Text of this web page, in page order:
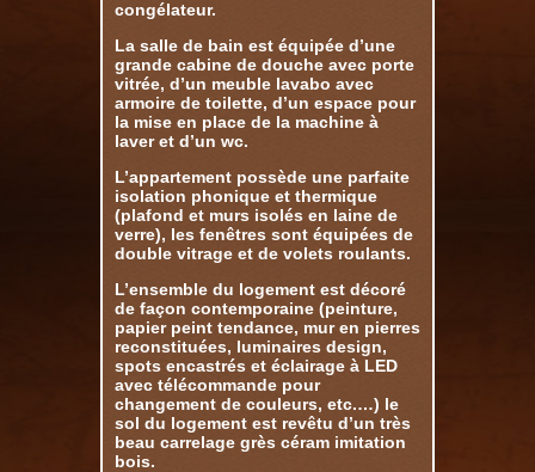
congélateur.
La salle de bain est équipée d’une
grande cabine de douche avec porte
vitrée, d’un meuble lavabo avec
armoire de toilette, d’un espace pour
la mise en place de la machine à
laver et d’un wc.
L’appartement possède une parfaite
isolation phonique et thermique
(plafond et murs isolés en laine de
verre), les fenêtres sont équipées de
double vitrage et de volets roulants.
L’ensemble du logement est décoré
de façon contemporaine (peinture,
papier peint tendance, mur en pierres
reconstituées, luminaires design,
spots encastrés et éclairage à LED
avec télécommande pour
changement de couleurs, etc.…) le
sol du logement est revêtu d’un très
beau carrelage grès céram imitation
bois.